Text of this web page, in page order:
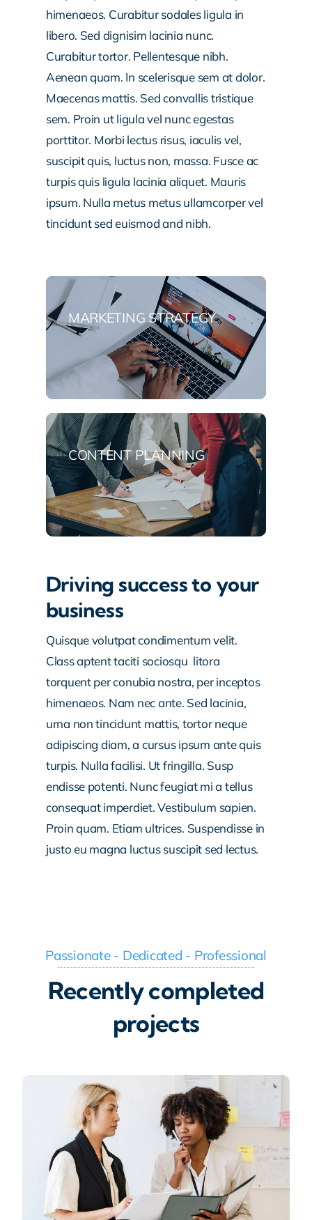
himenaeos. Curabitur sodales ligula in
libero. Sed dignisim lacinia nunc.
Curabitur tortor. Pellentesque nibh.
Aenean quam. In scelerisque sem at dolor.
Maecenas mattis. Sed convallis tristique
sem. Proin ut ligula vel nunc egestas
porttitor. Morbi lectus risus, iaculis vel,
suscipit quis, luctus non, massa. Fusce ac
turpis quis ligula lacinia aliquet. Mauris
ipsum. Nulla metus metus ullamcorper vel
tincidunt sed euismod and nibh.
MARKETING STRATEGY
CONTENT PLANNING
Driving success to your
business
Quisque volutpat condimentum velit.
Class aptent taciti sociosqu litora
torquent per conubia nostra, per inceptos
himenaeos. Nam nec ante. Sed lacinia,
urna non tincidunt mattis, tortor neque
adipiscing diam, a cursus ipsum ante quis
turpis. Nulla facilisi. Ut fringilla. Susp
endisse potenti. Nunc feugiat mi a tellus
consequat imperdiet. Vestibulum sapien.
Proin quam. Etiam ultrices. Suspendisse in
justo eu magna luctus suscipit sed lectus.
Passionate - Dedicated - Professional
Recently completed
projects